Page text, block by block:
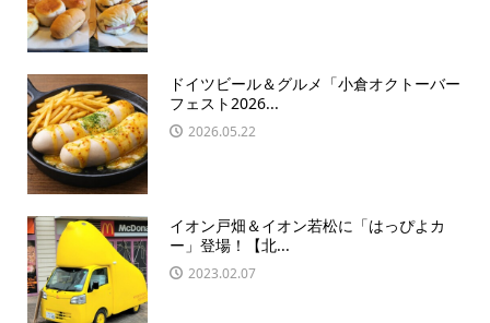
ドイツビール＆グルメ「小倉オクトーバー
フェスト2026...
2026.05.22
イオン戸畑＆イオン若松に「はっぴよカ
ー」登場！【北...
2023.02.07